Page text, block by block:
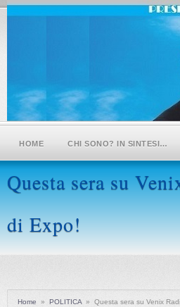
HOME CHI SONO? IN SINTESI…
Questa sera su
di Expo!
Home » POLITICA » Questa sera su Venix